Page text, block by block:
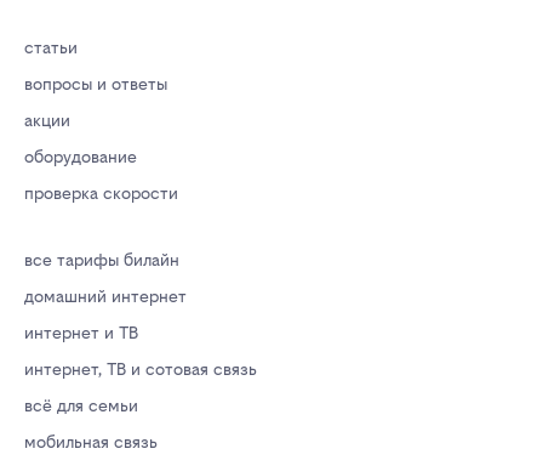
статьи
вопросы и ответы
акции
оборудование
проверка скорости
все тарифы билайн
домашний интернет
интернет и ТВ
интернет, ТВ и сотовая связь
всё для семьи
мобильная связь